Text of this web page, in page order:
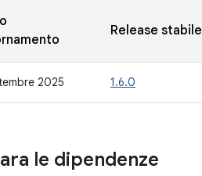
Release stabile
2025 1.6.0
le dipendenze